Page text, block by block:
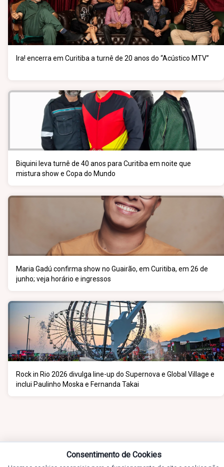
Ira! encerra em Curitiba a turnê de 20 anos do “Acústico MTV”
Biquini leva turnê de 40 anos para Curitiba em noite que
mistura show e Copa do Mundo
Maria Gadú confirma show no Guairão, em Curitiba, em 26 de
junho; veja horário e ingressos
Rock in Rio 2026 divulga line-up do Supernova e Global Village e
inclui Paulinho Moska e Fernanda Takai
Consentimento de Cookies